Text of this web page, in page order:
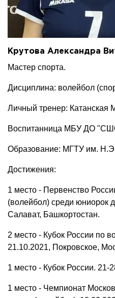
Крутова Александра
Мастер спорта.
Дисциплина: волейбол
Личный тренер: Катанская
Воспитанница МБУ ДО
Образование: МГТУ им.
Достижения:
1 место - Первенство
(волейбол) среди юниорок
Салават, Башкортостан.
2 место - Кубок России по
21.10.2021, Покровское,
1 место - Кубок России. 21-
1 место - Чемпионат